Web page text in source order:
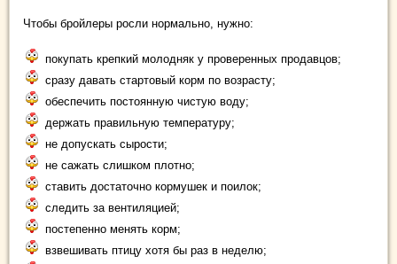
Чтобы бройлеры росли нормально, нужно:
покупать крепкий молодняк у проверенных продавцов;
сразу давать стартовый корм по возрасту;
обеспечить постоянную чистую воду;
держать правильную температуру;
не допускать сырости;
не сажать слишком плотно;
ставить достаточно кормушек и поилок;
следить за вентиляцией;
постепенно менять корм;
взвешивать птицу хотя бы раз в неделю;